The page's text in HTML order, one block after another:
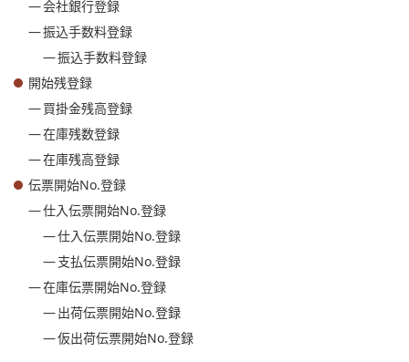
会社銀行登録
振込手数料登録
振込手数料登録
開始残登録
買掛金残高登録
在庫残数登録
在庫残高登録
伝票開始No.登録
仕入伝票開始No.登録
仕入伝票開始No.登録
支払伝票開始No.登録
在庫伝票開始No.登録
出荷伝票開始No.登録
仮出荷伝票開始No.登録